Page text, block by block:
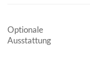
Optionale
Ausstattung